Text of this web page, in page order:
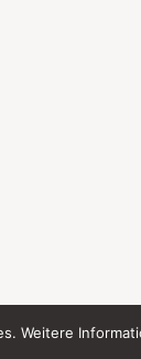
Weitere